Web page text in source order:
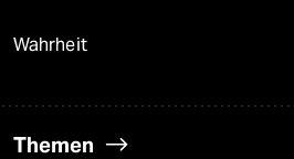
Wahrheit
Themen